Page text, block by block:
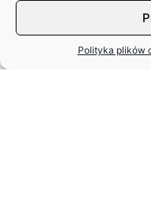
Polityka plików